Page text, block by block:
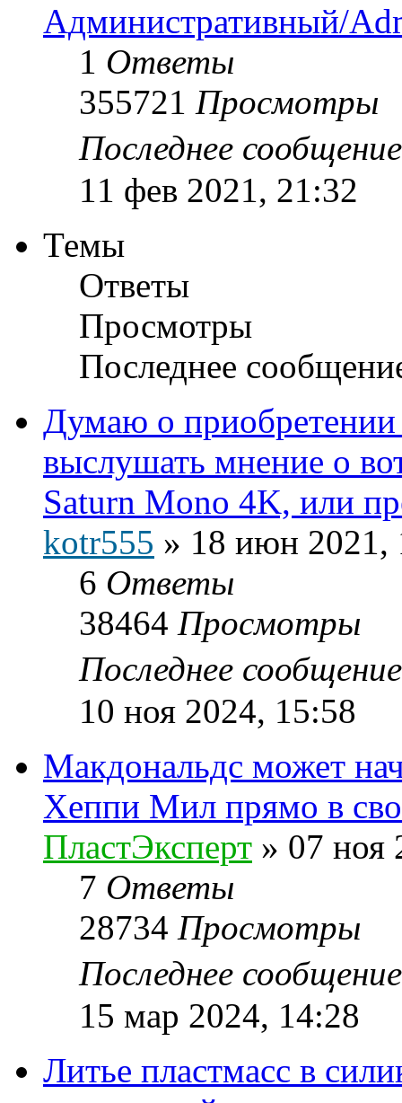
Административный/
1 Ответы
355721 Просмотры
Последнее
11 фев 2021, 21:32
Темы
Ответы
Просмотры
Последнее
Думаю о
выслушать мнение о
Saturn Mono 4K, или
kotr555 » 18 июн 2021,
6 Ответы
38464 Просмотры
Последнее
10 ноя 2024, 15:58
Макдональдс может
Хеппи Мил прямо в
ПластЭксперт » 07 ноя
7 Ответы
28734 Просмотры
Последнее
15 мар 2024, 14:28
Литье пластмасс в